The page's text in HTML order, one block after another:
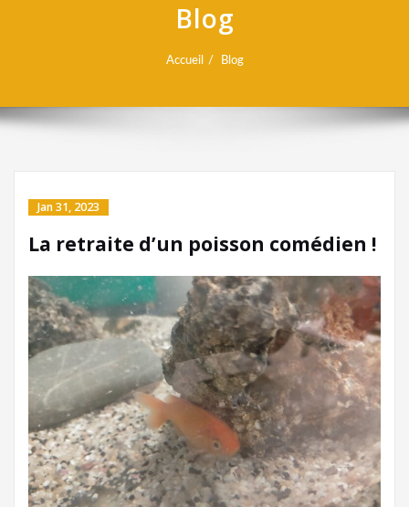
Blog
Accueil Blog
Jan 31, 2023
La retraite d’un poisson comédien !